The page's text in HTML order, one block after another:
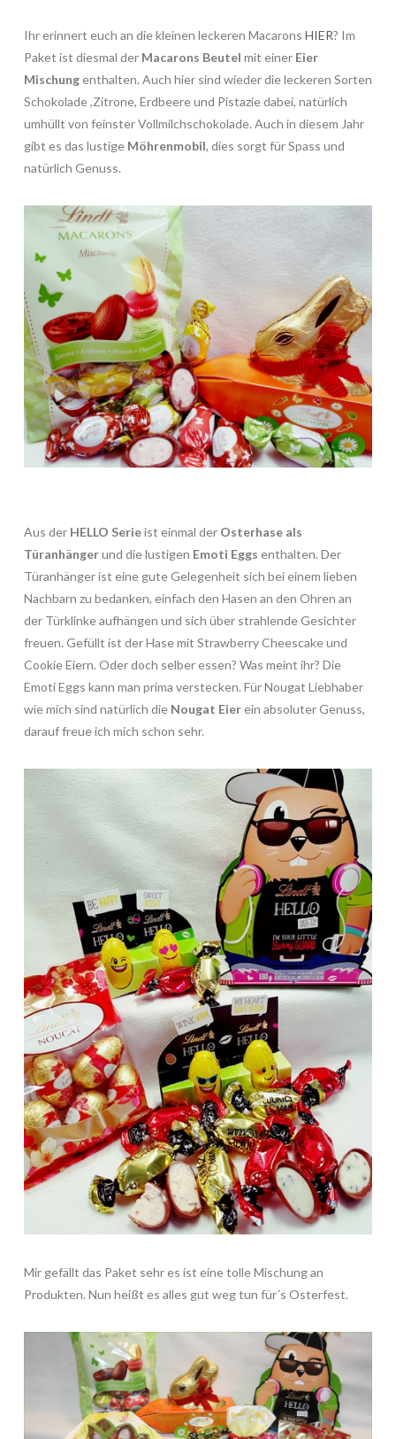
Ihr erinnert euch an die kleinen leckeren Macarons HIER? Im
Paket ist diesmal derMacarons Beutel mit einer Eier
Mischungenthalten. Auch hier sind wieder die leckeren Sorten
Schokolade ,Zitrone, Erdbeere und Pistazie dabei, natürlich
umhüllt von feinster Vollmilchschokolade. Auch in diesem Jahr
gibt es das lustige Möhrenmobil, dies sorgt für Spass und
natürlich Genuss.
Aus der HELLO Serieist einmal der Osterhase als
Türanhängerund die lustigen Emoti Eggs enthalten. Der
Türanhänger ist eine gute Gelegenheit sich bei einem lieben
Nachbarn zu bedanken, einfach den Hasen an den Ohren an
der Türklinke aufhängen und sich über strahlende Gesichter
freuen. Gefüllt ist der Hase mit Strawberry Cheescake und
Cookie Eiern. Oder doch selber essen? Was meint ihr? Die
Emoti Eggs kann man prima verstecken. Für Nougat Liebhaber
wie mich sind natürlich die Nougat Eierein absoluter Genuss,
darauf freue ich mich schon sehr.
Mir gefällt das Paket sehr es ist eine tolle Mischung an
Produkten. Nun heißt es alles gut weg tun für´s Osterfest.